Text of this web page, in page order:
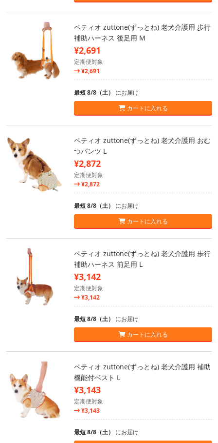
ペティオ zuttone(ずっとね) 老犬介護用 歩行
補助ハーネス 後足用 M
¥2,691
定期便対象
¥2,691
最短 8/8（土） にお届け
カートに入れる
ペティオ zuttone(ずっとね) 老犬介護用 おむ
つパンツ L
¥2,872
定期便対象
¥2,872
最短 8/8（土） にお届け
カートに入れる
ペティオ zuttone(ずっとね) 老犬介護用 歩行
補助ハーネス 前足用 L
¥3,142
定期便対象
¥3,142
最短 8/8（土） にお届け
カートに入れる
ペティオ zuttone(ずっとね) 老犬介護用 補助
機能付ベスト L
¥3,143
定期便対象
¥3,143
最短 8/8（土） にお届け